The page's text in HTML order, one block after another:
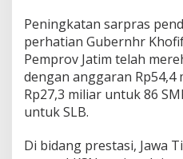
Peningkatan sarpras
perhatian Gubernhr
Pemprov Jatim telah
dengan anggaran Rp54,4
Rp27,3 miliar untuk 86
untuk SLB.
Di bidang prestasi, Jawa